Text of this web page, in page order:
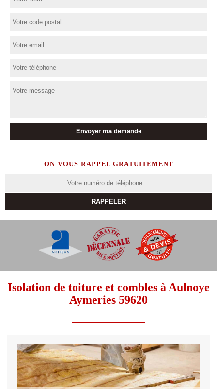
ON VOUS RAPPEL GRATUITEMENT
Isolation de toiture et combles à Aulnoye
Aymeries 59620